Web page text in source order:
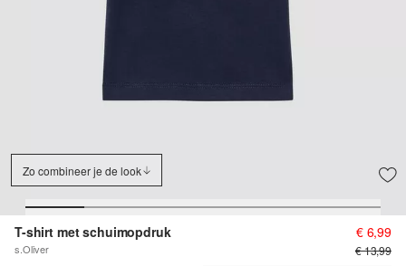
Zo combineer je de look
T-shirt met schuimopdruk
s.Oliver
€ 6,99
€ 13,99